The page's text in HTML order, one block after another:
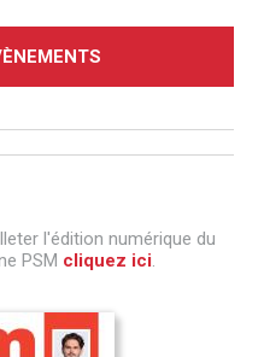
l'édition numérique du
PSM cliquez ici.